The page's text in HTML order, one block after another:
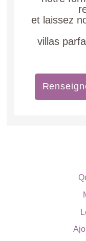
et laissez
villas